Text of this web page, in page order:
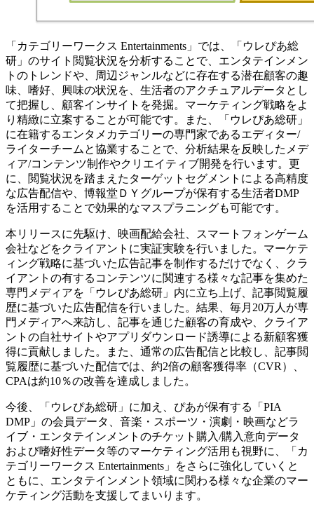
「カテゴリーワークス Entertainments」では、「ウレぴあ総
研」のサイト閲覧状況を分析することで、エンタテインメン
トのトレンドや、周辺ジャンルなどに存在する潜在顧客の趣
味、嗜好、興味の状況を、生活者のアクチュアルデータとし
て把握し、顧客インサイトを発掘。マーケティング戦略をよ
り精緻に立案することが可能です。また、「ウレぴあ総研」
に在籍するエンタメカテゴリーの専門家であるエディター/
ライターチームと協業することで、分析結果を反映したメデ
ィア/コンテンツ制作やクリエイティブ開発を行います。更
に、閲覧状況を踏まえたターゲットセグメントによる高精度
な広告配信や、博報堂ＤＹグループが保有する生活者DMP
を活用することで効果的なマスプラニングも可能です。
本リリースに先駆け、映画配給会社、スマートフォンゲーム
会社などをクライアントに実証実験を行いました。マーケテ
ィング戦略に基づいた広告記事を制作するだけでなく、クラ
イアントの有するコンテンツに関連する様々な記事を集めた
専門メディアを「ウレぴあ総研」内に立ち上げ、記事閲覧履
歴に基づいた広告配信を行いました。結果、毎月20万人が専
門メディアへ来訪し、記事を通じた顧客の育成や、クライア
ントの自社サイトやアプリダウンロード誘導による新顧客獲
得に貢献しました。また、通常の広告配信と比較し、記事閲
覧履歴に基づいた配信では、約2倍の顧客獲得率（CVR）、
CPAは約10％の改善を達成しました。
今後、「ウレぴあ総研」に加え、ぴあが保有する「PIA
DMP」の会員データ、音楽・スポーツ・演劇・映画などラ
イブ・エンタテインメントのチケット購入/購入意向データ
および嗜好性データ等のマーケティング活用も視野に、「カ
テゴリーワークス Entertainments」をさらに強化していくと
ともに、エンタテインメント領域に関わる様々な企業のマー
ケティング活動を支援してまいります。